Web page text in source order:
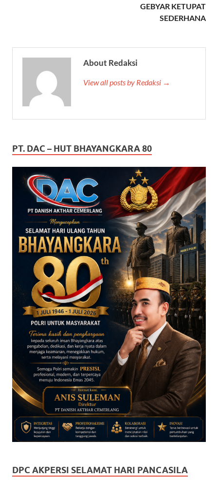
GEBYAR KETUPAT
SEDERHANA
About Redaksi
View all posts by Redaksi →
PT. DAC – HUT BHAYANGKARA 80
DPC AKPERSI SELAMAT HARI PANCASILA